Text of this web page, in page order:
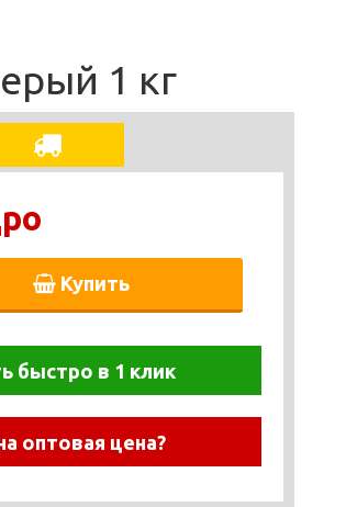
1 кг
Купить
быстро в 1 клик
оптовая цена?